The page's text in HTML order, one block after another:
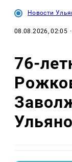
Новости
08.08.2026, 02:05 ·
76-